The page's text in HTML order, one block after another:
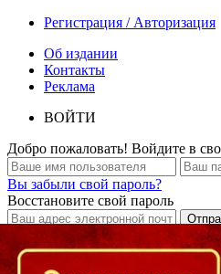
Регистрация / Авторизация
Об издании
Контакты
Реклама
ВОЙТИ
Добро пожаловать! Войдите в
Вы забыли свой пароль?
Восстановите свой пароль
Кто есть кто в Байкальском